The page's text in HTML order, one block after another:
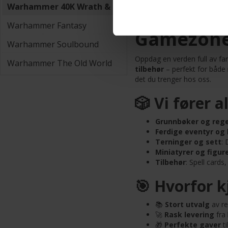
Warhammer 40K Wrath & Glory
Warhammer Fantasy
Warhammer Soulbound
Warhammer The Old World
Oppdag en verden full av
tilbehør – perfekt for både
det du trenger hos oss.
🎲 Vi fører
Grunnbøker og
Ferdige eventyr og
Terninger og sett:
Miniatyrer og
Tilbehør: Spell
🎯 Hvorfor
📚 Stort utvalg av
🚀 Rask levering fra
🎁 Perfekte gaver